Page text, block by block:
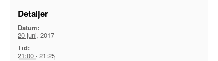
Detaljer
Datum:
20 juni, 2017
Tid:
21:00 - 21:25